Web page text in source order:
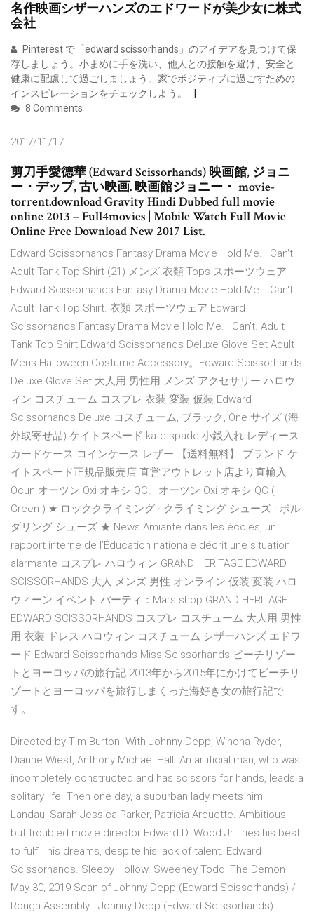
名作映画シザーハンズのエドワードが美少女に株式
会社
Pinterest で「edward scissorhands」のアイデアを見つけて保
存しましょう。小まめに手を洗い、他人との接触を避け、安全と
健康に配慮して過ごしましょう。家でポジティブに過ごすための
インスピレーションをチェックしよう。
8 Comments
2017/11/17
剪刀手愛德華 (Edward Scissorhands) 映画館, ジョニ
ー・デップ, 古い映画. 映画館ジョニー・ movie-
torrent.download Gravity Hindi Dubbed full movie
online 2013 – Full4movies | Mobile Watch Full Movie
Online Free Download New 2017 List.
Edward Scissorhands Fantasy Drama Movie Hold Me. I Can't.
Adult Tank Top Shirt (21) メンズ 衣類 Tops スポーツウェア
Edward Scissorhands Fantasy Drama Movie Hold Me. I Can't.
Adult Tank Top Shirt. 衣類 スポーツウェア Edward
Scissorhands Fantasy Drama Movie Hold Me. I Can't. Adult
Tank Top Shirt Edward Scissorhands Deluxe Glove Set Adult
Mens Halloween Costume Accessory。Edward Scissorhands
Deluxe Glove Set 大人用 男性用 メンズ アクセサリー ハロウ
ィン コスチューム コスプレ 衣装 変装 仮装 Edward
Scissorhands Deluxe コスチューム, ブラック, One サイズ (海
外取寄せ品) ケイトスペード kate spade 小銭入れ レディース
カードケース コインケース レザー 【送料無料】 ブランド ケ
イトスペード正規品販売店 直営アウトレット店より直輸入
Ocun オーツン Oxi オキシ QC。オーツン Oxi オキシ QC (
Green ) ★ ロッククライミング · クライミング シューズ · ボル
ダリング シューズ ★ News Amiante dans les écoles, un
rapport interne de l’Éducation nationale décrit une situation
alarmante コスプレ ハロウィン GRAND HERITAGE EDWARD
SCISSORHANDS 大人 メンズ 男性 オンライン 仮装 変装 ハロ
ウィーン イベント パーティ：Mars shop GRAND HERITAGE
EDWARD SCISSORHANDS コスプレ コスチューム 大人用 男性
用 衣装 ドレス ハロウィン コスチューム シザーハンズ エドワ
ード Edward Scissorhands Miss Scissorhands ビーチリゾー
トとヨーロッパの旅行記 2013年から2015年にかけてビーチリ
ゾートとヨーロッパを旅行しまくった海好き女の旅行記で
す。
Directed by Tim Burton. With Johnny Depp, Winona Ryder,
Dianne Wiest, Anthony Michael Hall. An artificial man, who was
incompletely constructed and has scissors for hands, leads a
solitary life. Then one day, a suburban lady meets him
Landau, Sarah Jessica Parker, Patricia Arquette. Ambitious
but troubled movie director Edward D. Wood Jr. tries his best
to fulfill his dreams, despite his lack of talent. Edward
Scissorhands. Sleepy Hollow. Sweeney Todd: The Demon
May 30, 2019 Scan of Johnny Depp (Edward Scissorhands) /
Rough Assembly - Johnny Depp (Edward Scissorhands) -